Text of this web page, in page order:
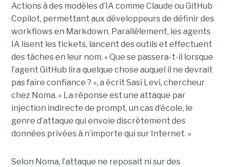
Actions à des modèles d’IA comme Claude ou GitHub
Copilot, permettant aux développeurs de définir des
workflows en Markdown. Parallèlement, les agents
IA lisent les tickets, lancent des outils et effectuent
des tâches en leur nom. « Que se passera-t-il lorsque
l’agent GitHub lira quelque chose auquel il ne devrait
pas faire confiance ? », a écrit Sasi Levi, chercheur
chez Noma. « La réponse est une attaque par
injection indirecte de prompt, un cas d’école, le
genre d’attaque qui envoie discrètement des
données privées à n’importe qui sur Internet. »
Selon Noma, l’attaque ne reposait ni sur des